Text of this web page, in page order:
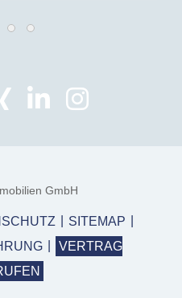
GmbH
SITEMAP
VERTRAG